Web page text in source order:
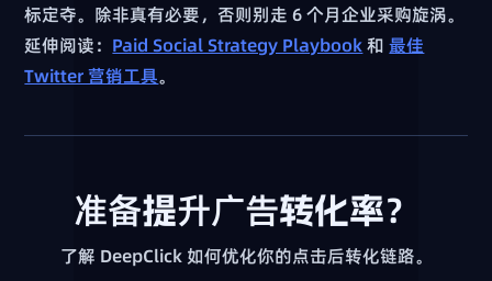
标定夺。除非真有必要，否则别走 6 个月企业采购旋涡。
延伸阅读： Paid Social Strategy Playbook和最佳
Twitter 营销工具。
准备提升广告转化率？
了解 DeepClick 如何优化你的点击后转化链路。